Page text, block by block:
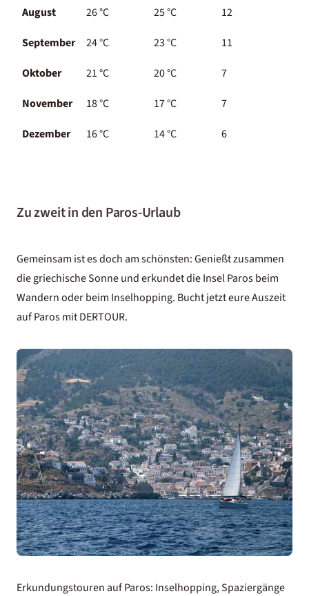
August
26 °C 25 °C 12
September
24 °C 23 °C 11
Oktober
21 °C 20 °C 7
November
18 °C 17 °C 7
Dezember
16 °C 14 °C 6
Zu zweit in den Paros-Urlaub
Gemeinsam ist es doch am schönsten: Genießt zusammen
die griechische Sonne und erkundet die Insel Paros beim
Wandern oder beim Inselhopping. Bucht jetzt eure Auszeit
auf Paros mit DERTOUR.
Erkundungstouren auf Paros: Inselhopping, Spaziergänge